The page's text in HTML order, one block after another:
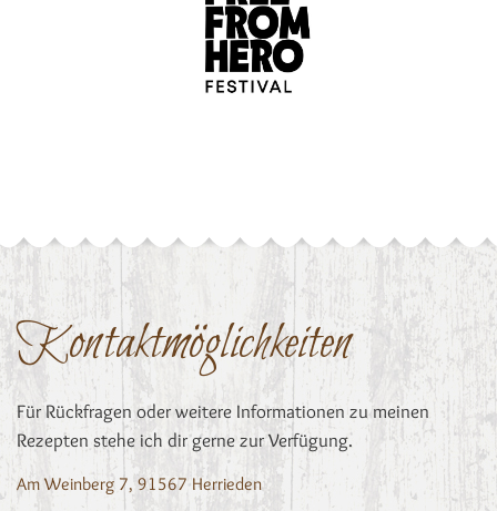
Kontaktmöglichkeiten
Für Rückfragen oder weitere Informationen zu meinen
Rezepten stehe ich dir gerne zur Verfügung.
Am Weinberg 7, 91567 Herrieden